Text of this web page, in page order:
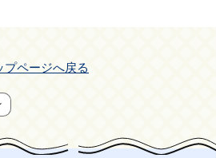
プページへ戻る